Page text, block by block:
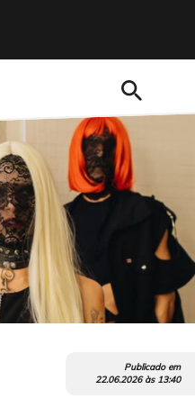
search
Publicado em
22.06.2026às 13:40